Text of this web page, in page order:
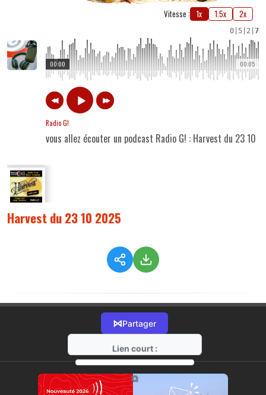
Vitesse : 1x 1.5x 2x
0 5 2 7
00:05
00:00
Radio G!
vous allez écouter un podcast Radio G! : Harvest du 23 10
Harvest du 23 10 2025
⋈Partager
Lien court :
https://radio-g.fr?19029
⧉